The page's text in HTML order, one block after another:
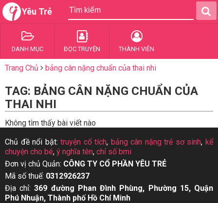
Yêu Trẻ
DANH MỤC ĐỌC TRUYỆN THÀNH VIÊN
Trang Chủ bảng cân nặng chuẩn của thai nhi
TAG: BẢNG CÂN NẶNG CHUẨN CỦA
THAI NHI
Không tìm thấy bài viết nào
Chủ đề nổi bật:truyện cổ tích, bảng cân nặng trẻ sơ sinh,kể
chuyện cho bé, ý nghĩa tên, chỉ số bmi
Đơn vị chủ Quản: CÔNG TY CỔ PHẦN YÊU TRẺ
Mã số thuế: 0312926237
Địa chỉ:369 đường Phan Đình Phùng, Phường 15, Quận
Phú Nhuận, Thành phố Hồ Chí Minh